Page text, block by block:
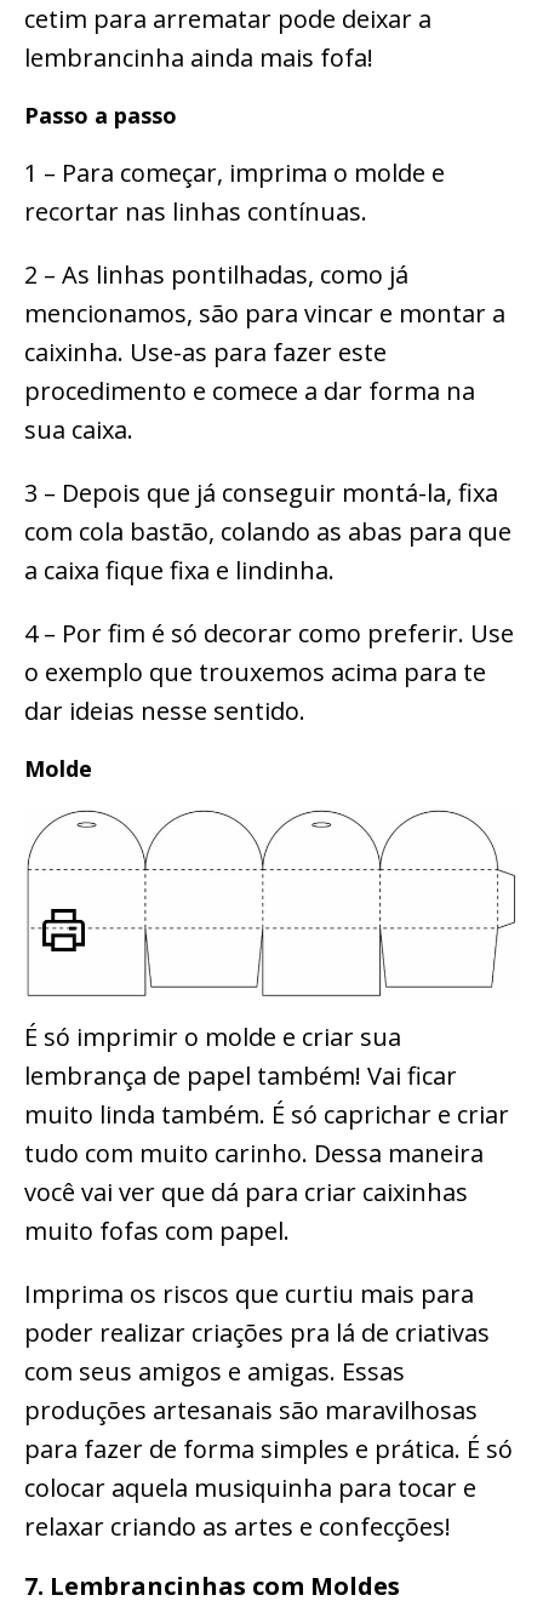
cetim para arrematar pode deixar a
lembrancinha ainda mais fofa!
Passo a passo
1 – Para começar, imprima o molde e
recortar nas linhas contínuas.
2 – As linhas pontilhadas, como já
mencionamos, são para vincar e montar a
caixinha. Use-as para fazer este
procedimento e comece a dar forma na
sua caixa.
3 – Depois que já conseguir montá-la, fixa
com cola bastão, colando as abas para que
a caixa fique fixa e lindinha.
4 – Por fim é só decorar como preferir. Use
o exemplo que trouxemos acima para te
dar ideias nesse sentido.
Molde
É só imprimir o molde e criar sua
lembrança de papel também! Vai ficar
muito linda também. É só caprichar e criar
tudo com muito carinho. Dessa maneira
você vai ver que dá para criar caixinhas
muito fofas com papel.
Imprima os riscos que curtiu mais para
poder realizar criações pra lá de criativas
com seus amigos e amigas. Essas
produções artesanais são maravilhosas
para fazer de forma simples e prática. É só
colocar aquela musiquinha para tocar e
relaxar criando as artes e confecções!
7. Lembrancinhas com Moldes